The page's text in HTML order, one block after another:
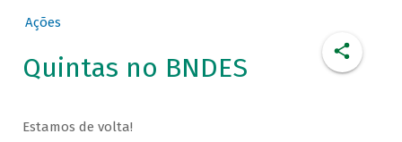
Ações
Quintas no BNDES
Estamos de volta!